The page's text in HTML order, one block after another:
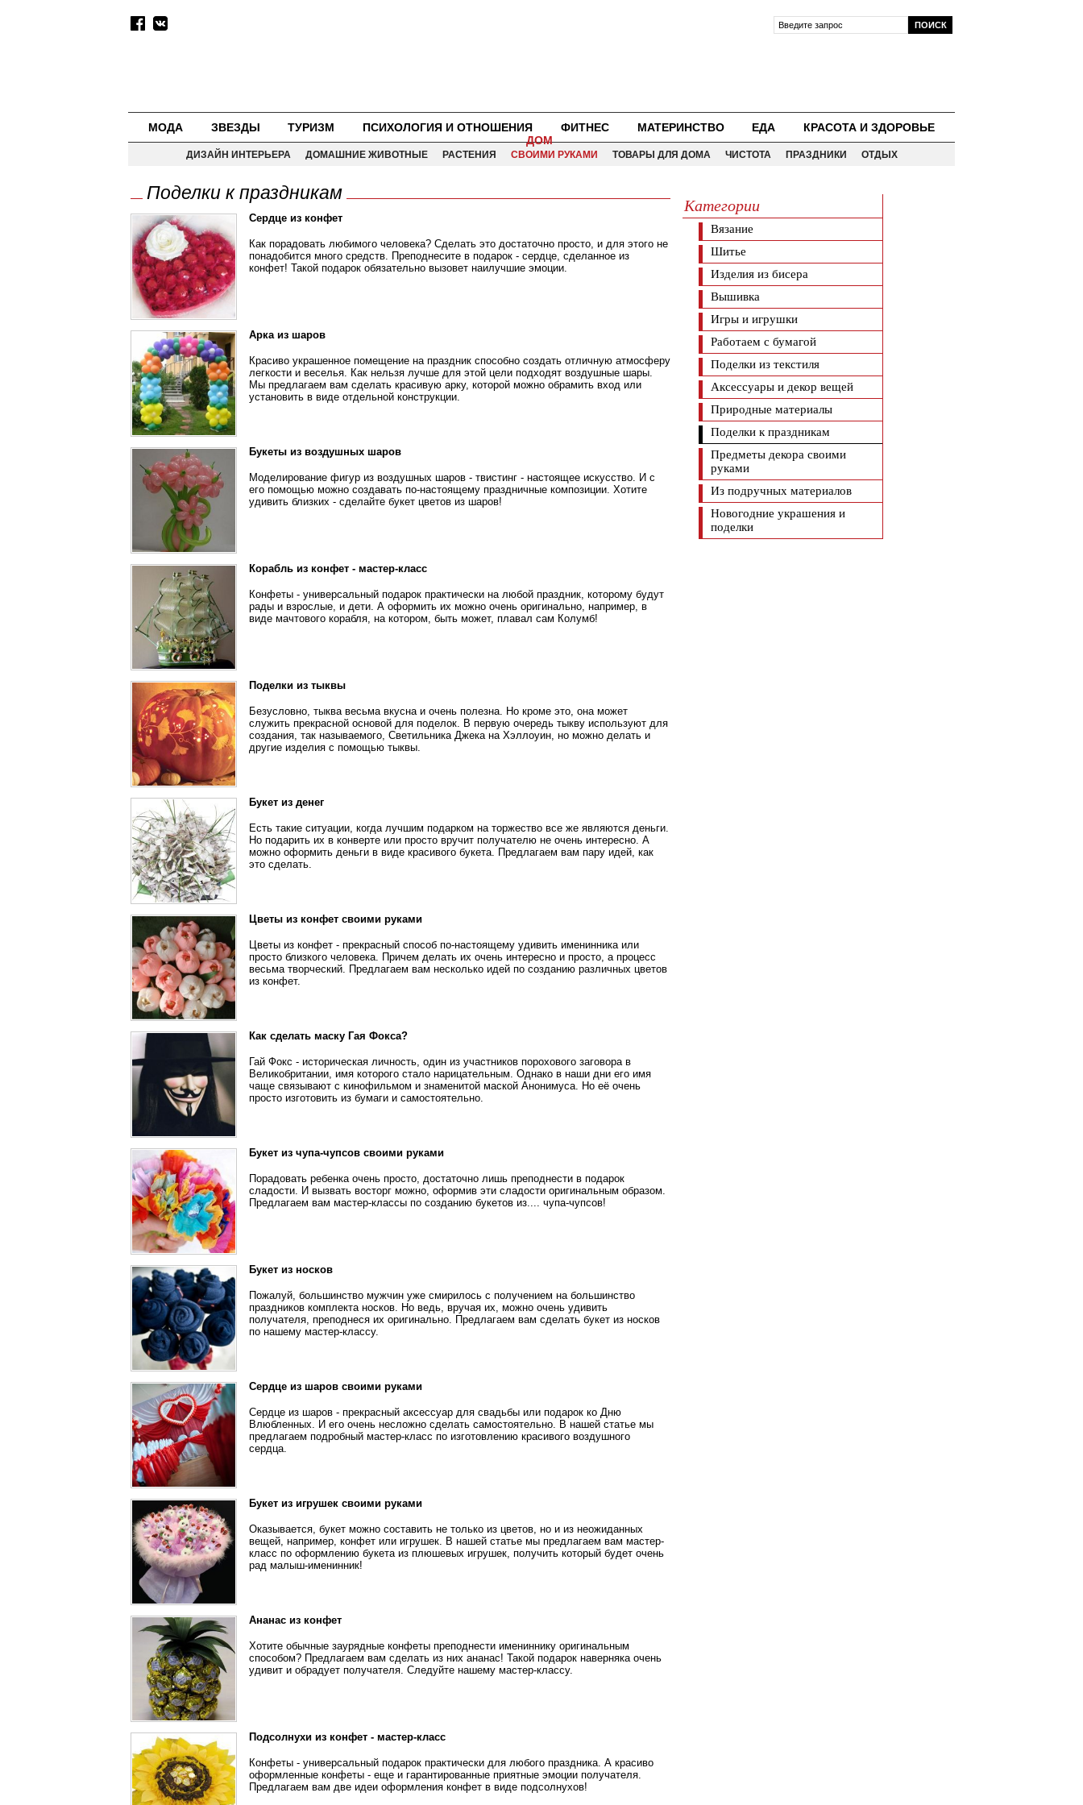
МОДА ЗВЕЗДЫ ТУРИЗМ ПСИХОЛОГИЯ И ОТНОШЕНИЯ ФИТНЕС МАТЕРИНСТВО ЕДА
КРАСОТА И ЗДОРОВЬЕ
ДОМ
ДИЗАЙН ИНТЕРЬЕРА ДОМАШНИЕ ЖИВОТНЫЕ РАСТЕНИЯ СВОИМИ РУКАМИ ТОВАРЫ ДЛЯ ДОМА ЧИСТОТА ПРАЗДНИКИ ОТДЫХ
Поделки к праздникам
Сердце из конфет
Как порадовать любимого человека? Сделать это достаточно просто, и для этого не
понадобится много средств. Преподнесите в подарок - сердце, сделанное из
конфет! Такой подарок обязательно вызовет наилучшие эмоции.
Арка из шаров
Красиво украшенное помещение на праздник способно создать отличную атмосферу
легкости и веселья. Как нельзя лучше для этой цели подходят воздушные шары.
Мы предлагаем вам сделать красивую арку, которой можно обрамить вход или
установить в виде отдельной конструкции.
Букеты из воздушных шаров
Моделирование фигур из воздушных шаров - твистинг - настоящее искусство. И с
его помощью можно создавать по-настоящему праздничные композиции. Хотите
удивить близких - сделайте букет цветов из шаров!
Корабль из конфет - мастер-класс
Конфеты - универсальный подарок практически на любой праздник, которому будут
рады и взрослые, и дети. А оформить их можно очень оригинально, например, в
виде мачтового корабля, на котором, быть может, плавал сам Колумб!
Поделки из тыквы
Безусловно, тыква весьма вкусна и очень полезна. Но кроме это, она может
служить прекрасной основой для поделок. В первую очередь тыкву используют для
создания, так называемого, Светильника Джека на Хэллоуин, но можно делать и
другие изделия с помощью тыквы.
Букет из денег
Есть такие ситуации, когда лучшим подарком на торжество все же являются деньги.
Но подарить их в конверте или просто вручит получателю не очень интересно. А
можно оформить деньги в виде красивого букета. Предлагаем вам пару идей, как
это сделать.
Цветы из конфет своими руками
Цветы из конфет - прекрасный способ по-настоящему удивить именинника или
просто близкого человека. Причем делать их очень интересно и просто, а процесс
весьма творческий. Предлагаем вам несколько идей по созданию различных цветов
из конфет.
Как сделать маску Гая Фокса?
Гай Фокс - историческая личность, один из участников порохового заговора в
Великобритании, имя которого стало нарицательным. Однако в наши дни его имя
чаще связывают с кинофильмом и знаменитой маской Анонимуса. Но её очень
просто изготовить из бумаги и самостоятельно.
Букет из чупа-чупсов своими руками
Порадовать ребенка очень просто, достаточно лишь преподнести в подарок
сладости. И вызвать восторг можно, оформив эти сладости оригинальным образом.
Предлагаем вам мастер-классы по созданию букетов из.... чупа-чупсов!
Букет из носков
Пожалуй, большинство мужчин уже смирилось с получением на большинство
праздников комплекта носков. Но ведь, вручая их, можно очень удивить
получателя, преподнеся их оригинально. Предлагаем вам сделать букет из носков
по нашему мастер-классу.
Сердце из шаров своими руками
Сердце из шаров - прекрасный аксессуар для свадьбы или подарок ко Дню
Влюбленных. И его очень несложно сделать самостоятельно. В нашей статье мы
предлагаем подробный мастер-класс по изготовлению красивого воздушного
сердца.
Букет из игрушек своими руками
Оказывается, букет можно составить не только из цветов, но и из неожиданных
вещей, например, конфет или игрушек. В нашей статье мы предлагаем вам мастер-
класс по оформлению букета из плюшевых игрушек, получить который будет очень
рад малыш-именинник!
Ананас из конфет
Хотите обычные заурядные конфеты преподнести имениннику оригинальным
способом? Предлагаем вам сделать из них ананас! Такой подарок наверняка очень
удивит и обрадует получателя. Следуйте нашему мастер-классу.
Подсолнухи из конфет - мастер-класс
Конфеты - универсальный подарок практически для любого праздника. А красиво
оформленные конфеты - еще и гарантированные приятные эмоции получателя.
Предлагаем вам две идеи оформления конфет в виде подсолнухов!
Категории
Вязание
Шитье
Изделия из бисера
Вышивка
Игры и игрушки
Работаем с бумагой
Поделки из текстиля
Аксессуары и декор вещей
Природные материалы
Поделки к праздникам
Предметы декора своими
руками
Из подручных материалов
Новогодние украшения и
поделки